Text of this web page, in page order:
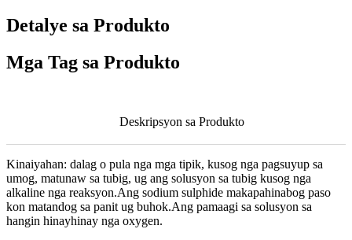
Detalye sa Produkto
Mga Tag sa Produkto
Deskripsyon sa Produkto
Kinaiyahan: dalag o pula nga mga tipik, kusog nga pagsuyup sa
umog, matunaw sa tubig, ug ang solusyon sa tubig kusog nga
alkaline nga reaksyon.Ang sodium sulphide makapahinabog paso
kon matandog sa panit ug buhok.Ang pamaagi sa solusyon sa
hangin hinayhinay nga oxygen.